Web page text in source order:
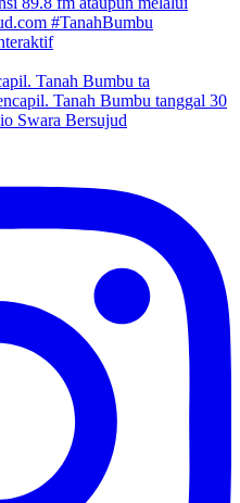
Tanah Bumbu ta